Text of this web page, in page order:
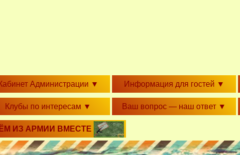
Кабинет Администрации ▼ Информация для гостей ▼
Клубы по интересам ▼ Ваш вопрос — наш ответ ▼
ИЗ АРМИИ ВМЕСТЕ